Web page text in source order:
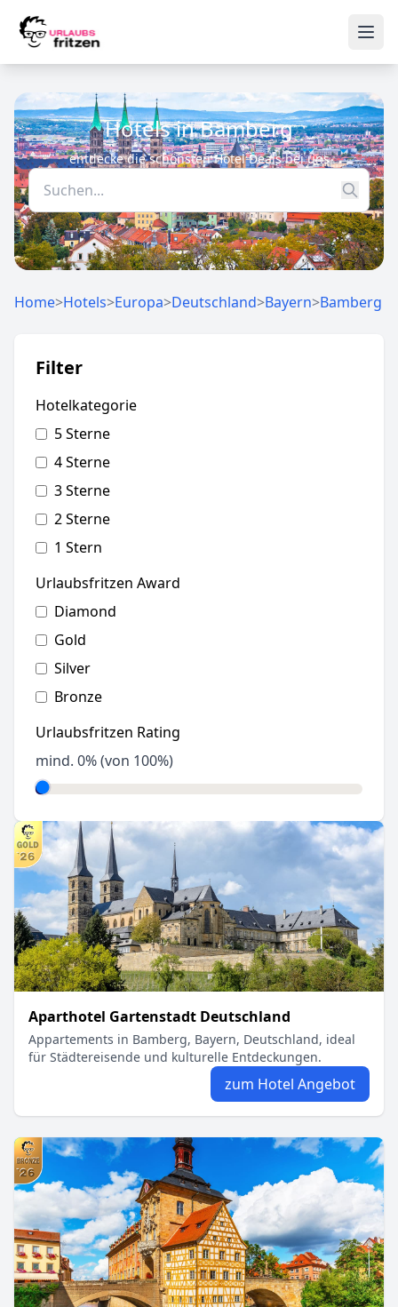
Hotels in Bamberg
entdecke die schönsten Hotel Deals bei uns
Home>Hotels>Europa>Deutschland>Bayern>Bamberg
Filter
Hotelkategorie
5 Sterne
4 Sterne
3 Sterne
2 Sterne
1 Stern
Urlaubsfritzen Award
Diamond
Gold
Silver
Bronze
Urlaubsfritzen Rating
mind. 0% (von 100%)
Aparthotel Gartenstadt Deutschland
Appartements in Bamberg, Bayern, Deutschland, ideal
für Städtereisende und kulturelle Entdeckungen.
zum Hotel Angebot